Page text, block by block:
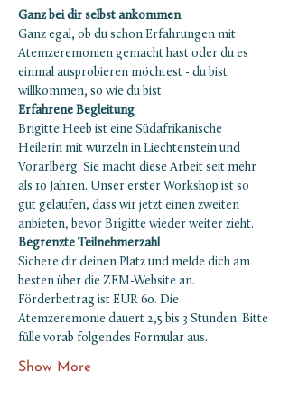
Ganz bei dir selbst ankommen
Ganz egal, ob du schon Erfahrungen mit
Atemzeremonien gemacht hast oder du es
einmal ausprobieren möchtest - du bist
willkommen, so wie du bist
Erfahrene Begleitung
Brigitte Heeb ist eine Südafrikanische
Heilerin mit wurzeln in Liechtenstein und
Vorarlberg. Sie macht diese Arbeit seit mehr
als 10 Jahren. Unser erster Workshop ist so
gut gelaufen, dass wir jetzt einen zweiten
anbieten, bevor Brigitte wieder weiter zieht.
Begrenzte Teilnehmerzahl
Sichere dir deinen Platz und melde dich am
besten über die ZEM-Website an.
Förderbeitrag ist EUR 60. Die
Atemzeremonie dauert 2,5 bis 3 Stunden. Bitte
fülle vorab folgendes Formular aus.
Show More